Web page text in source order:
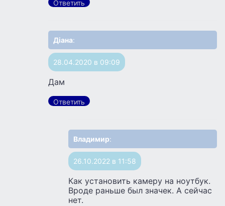
Ответить
Діана:
28.04.2020 в 09:09
Дам
Ответить
Владимир:
26.10.2022 в 11:58
Как установить камеру на ноутбук.
Вроде раньше был значек. А сейчас
нет.